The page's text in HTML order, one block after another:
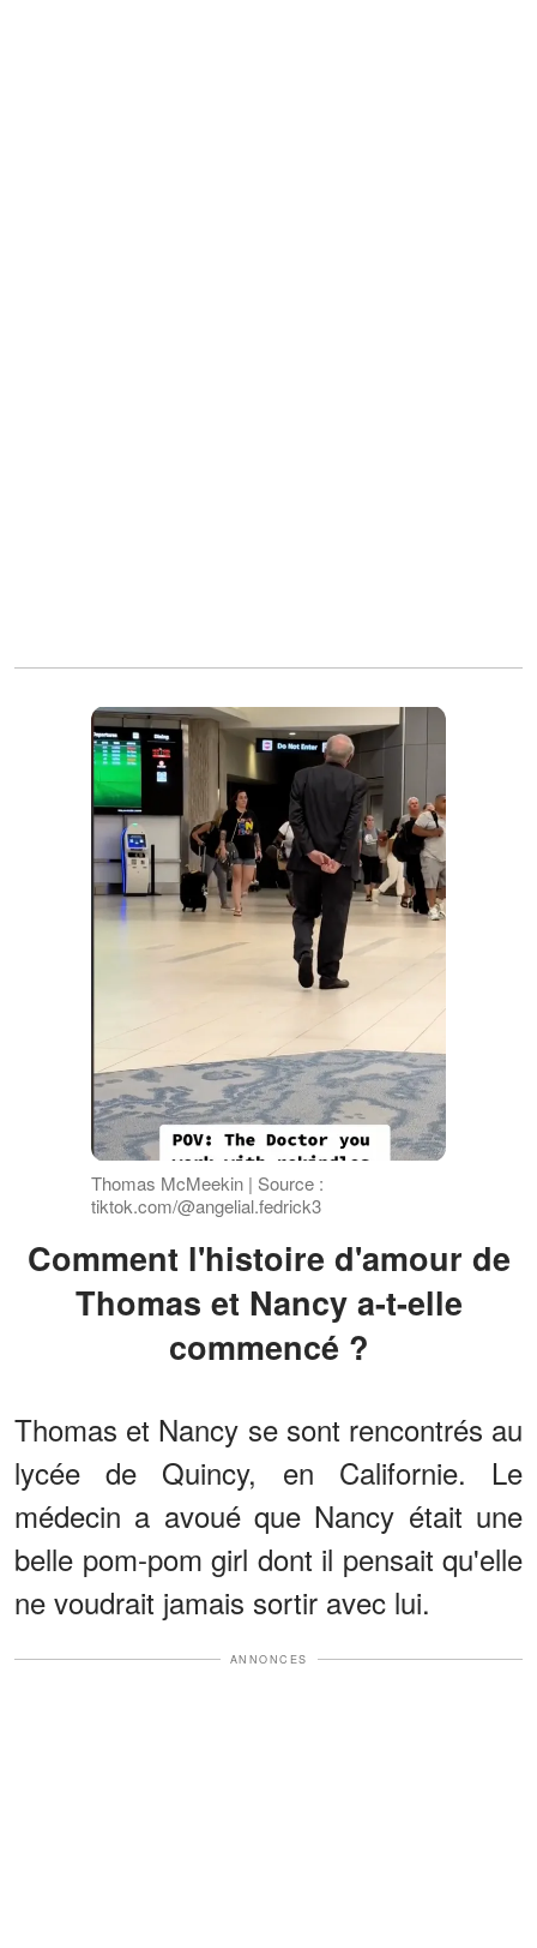
Thomas McMeekin | Source :
tiktok.com/@angelial.fedrick3
Comment l'histoire d'amour de
Thomas et Nancy a-t-elle
commencé ?
Thomas et Nancy se sont rencontrés au
lycée de Quincy, en Californie. Le
médecin a avoué que Nancy était une
belle pom-pom girl dont il pensait qu'elle
ne voudrait jamais sortir avec lui.
ANNONCES